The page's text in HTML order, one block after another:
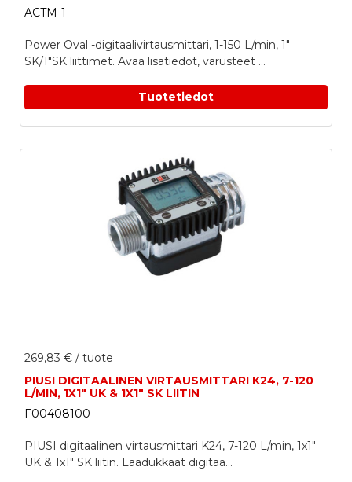
ACTM-1
Power Oval -digitaalivirtausmittari, 1-150 L/min, 1"
SK/1"SK liittimet. Avaa lisätiedot, varusteet ...
Tuotetiedot
269,83 € / tuote
PIUSI DIGITAALINEN VIRTAUSMITTARI K24, 7-120
L/MIN, 1X1" UK & 1X1" SK LIITIN
F00408100
PIUSI digitaalinen virtausmittari K24, 7-120 L/min, 1x1"
UK & 1x1" SK liitin. Laadukkaat digitaa...